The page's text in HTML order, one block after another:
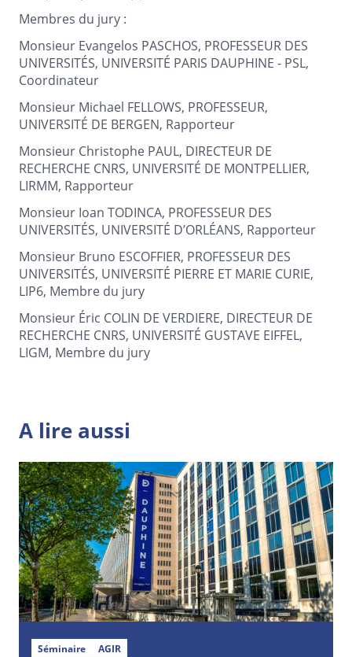
Membres du jury :
Monsieur Evangelos PASCHOS, PROFESSEUR DES
UNIVERSITÉS, UNIVERSITÉ PARIS DAUPHINE - PSL,
Coordinateur
Monsieur Michael FELLOWS, PROFESSEUR,
UNIVERSITÉ DE BERGEN, Rapporteur
Monsieur Christophe PAUL, DIRECTEUR DE
RECHERCHE CNRS, UNIVERSITÉ DE MONTPELLIER,
LIRMM, Rapporteur
Monsieur Ioan TODINCA, PROFESSEUR DES
UNIVERSITÉS, UNIVERSITÉ D’ORLÉANS, Rapporteur
Monsieur Bruno ESCOFFIER, PROFESSEUR DES
UNIVERSITÉS, UNIVERSITÉ PIERRE ET MARIE CURIE,
LIP6, Membre du jury
Monsieur Éric COLIN DE VERDIERE, DIRECTEUR DE
RECHERCHE CNRS, UNIVERSITÉ GUSTAVE EIFFEL,
LIGM, Membre du jury
A lire aussi
Séminaire AGIR